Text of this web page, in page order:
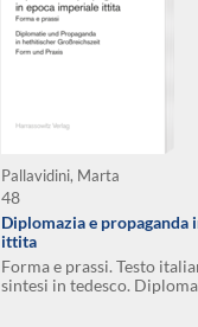
Pallavidini, Marta
48
Diplomazia e propaganda
ittita
Forma e prassi. Testo
sintesi in tedesco.